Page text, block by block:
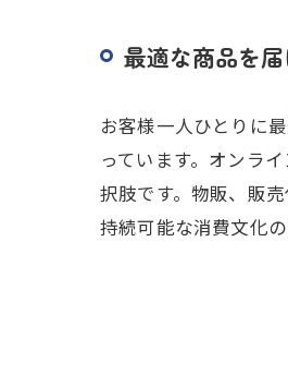
最適な商品を
お客様一人ひとりに
っています。オンラ
択肢です。物販、販
持続可能な消費文化